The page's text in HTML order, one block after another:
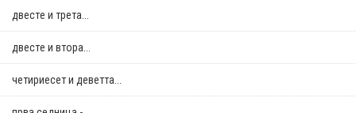
двестe и трета...
двестe и втора...
четириесет и деветта...